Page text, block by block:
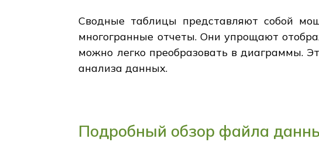
Сводные таблицы представляют собой
многогранные отчеты. Они упрощают
можно легко преобразовать в диаграммы.
анализа данных.
Подробный обзор файла